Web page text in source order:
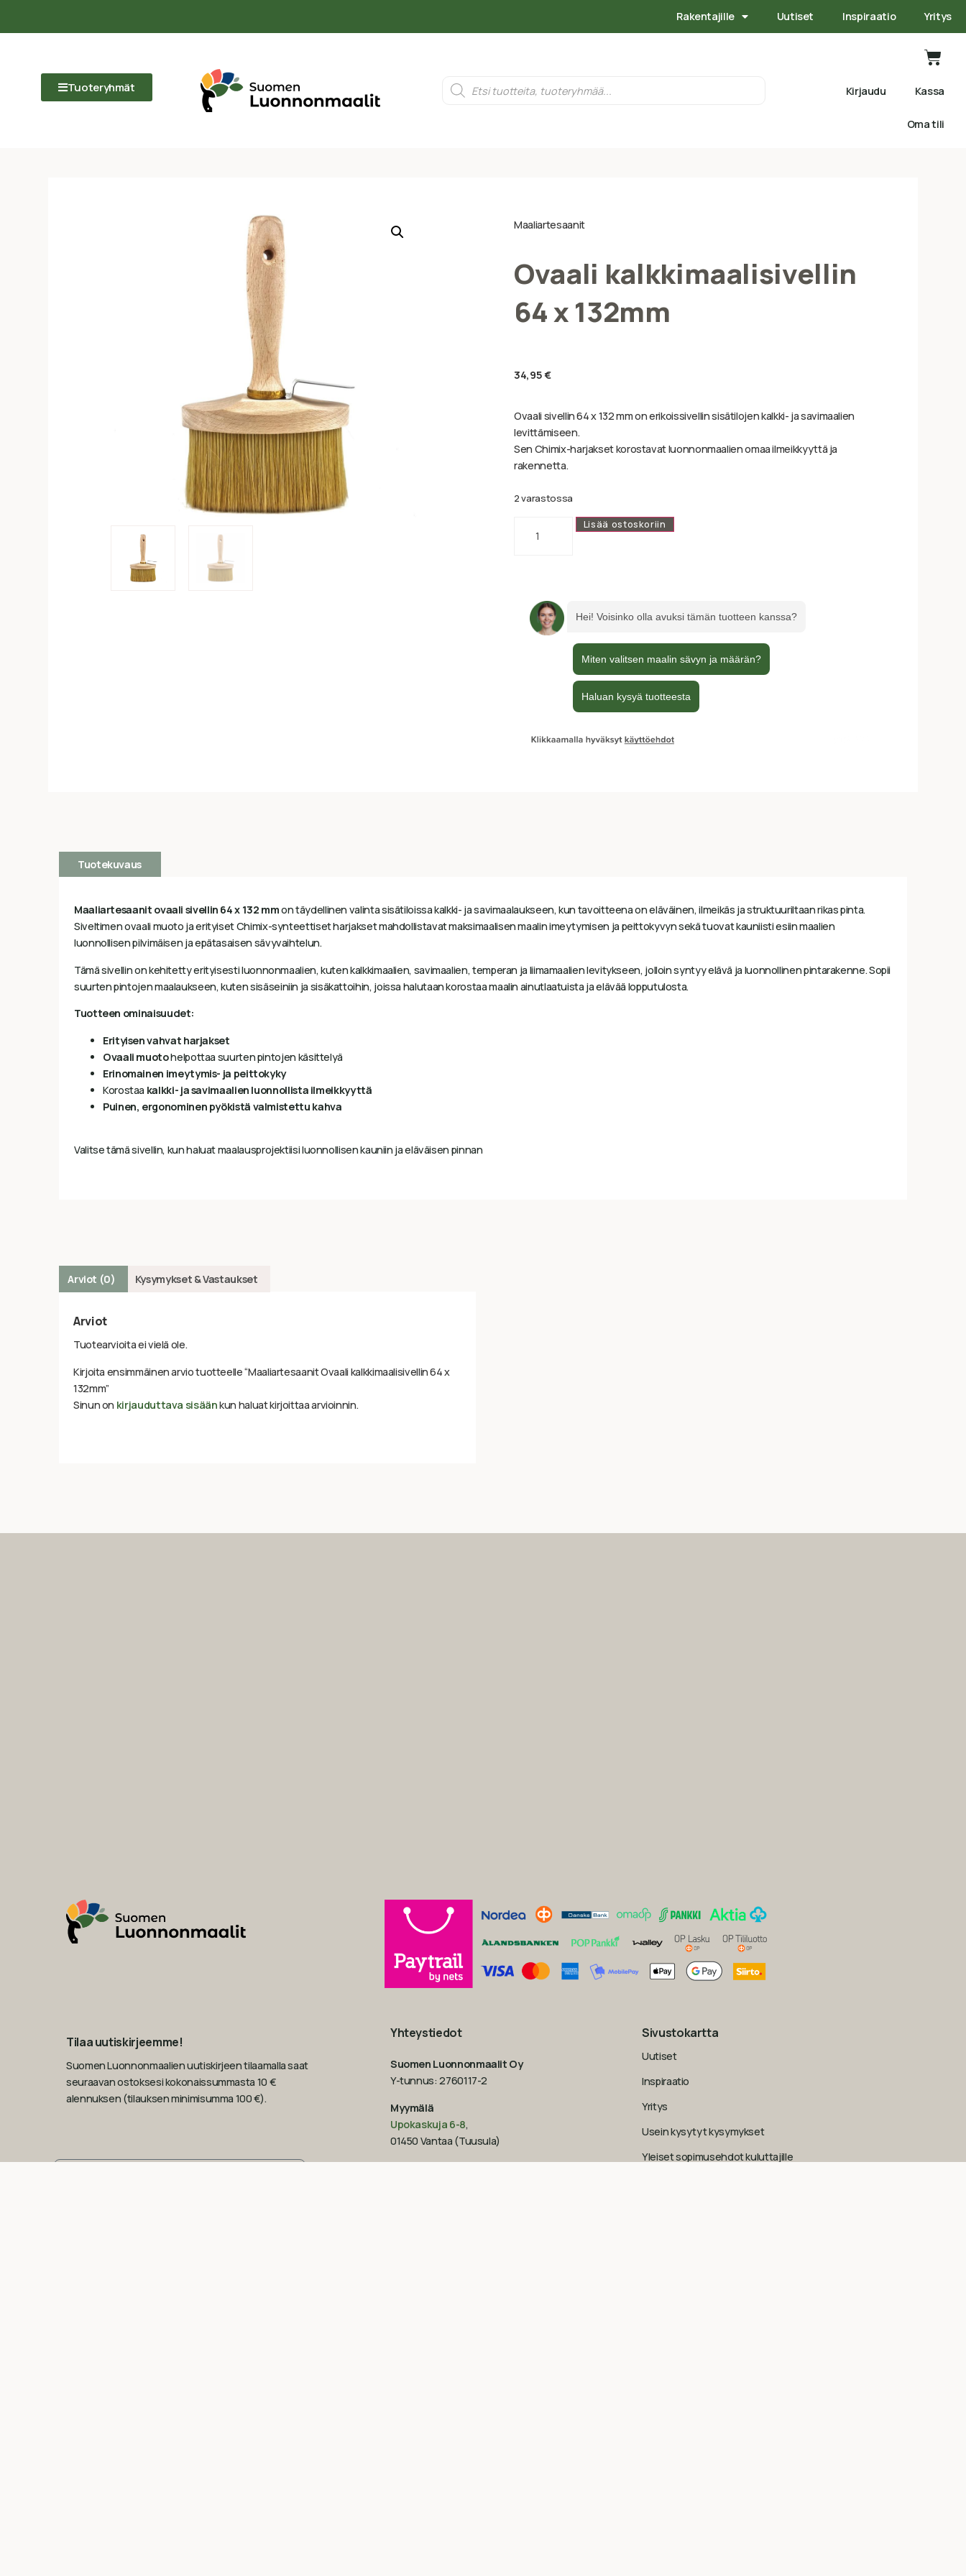
Rakentajille Uutiset Inspiraatio Yritys
Tuoteryhmät Kirjaudu Kassa
Oma tili
Maaliartesaanit
Ovaali kalkkimaalisivellin
64 x 132mm
34,95€
Ovaali sivellin 64 x 132 mm on erikoissivellin sisätilojen kalkki- ja savimaalien
levittämiseen.
Sen Chimix-harjakset korostavat luonnonmaalien omaa ilmeikkyyttä ja
rakennetta.
2 varastossa
Lisää ostoskoriin
Tuotekuvaus
Maaliartesaanit ovaali sivellin 64 x 132 mmon täydellinen valinta sisätiloissa kalkki- ja savimaalaukseen, kun tavoitteena on eläväinen, ilmeikäs ja struktuuriltaan rikas pinta.
Siveltimen ovaali muoto ja erityiset Chimix-synteettiset harjakset mahdollistavat maksimaalisen maalin imeytymisen ja peittokyvyn sekä tuovat kauniisti esiin maalien
luonnollisen pilvimäisen ja epätasaisen sävyvaihtelun.
Tämä sivellin on kehitetty erityisesti luonnonmaalien, kuten kalkkimaalien, savimaalien, temperan ja liimamaalien levitykseen, jolloin syntyy elävä ja luonnollinen pintarakenne. Sopii
suurten pintojen maalaukseen, kuten sisäseiniin ja sisäkattoihin, joissa halutaan korostaa maalin ainutlaatuista ja elävää lopputulosta.
Tuotteen ominaisuudet:
Erityisen vahvat harjakset
Ovaali muotohelpottaa suurten pintojen käsittelyä
Erinomainen imeytymis- ja peittokyky
Korostaa kalkki- ja savimaalien luonnollista ilmeikkyyttä
Puinen, ergonominen pyökistä valmistettu kahva
Valitse tämä sivellin, kun haluat maalausprojektiisi luonnollisen kauniin ja eläväisen pinnan
Arviot (0) Kysymykset & Vastaukset
Arviot
Tuotearvioita ei vielä ole.
Kirjoita ensimmäinen arvio tuotteelle “Maaliartesaanit Ovaali kalkkimaalisivellin 64 x
132mm”
Sinun on kirjauduttava sisäänkun haluat kirjoittaa arvioinnin.
Tilaa uutiskirjeemme!
Suomen Luonnonmaalien uutiskirjeen tilaamalla saat
seuraavan ostoksesi kokonaissummasta 10 €
alennuksen (tilauksen minimisumma 100 €).
Sähköposti
Yhteystiedot
Suomen Luonnonmaalit Oy
Y-tunnus: 2760117-2
Myymälä
Upokaskuja 6-8,
01450 Vantaa (Tuusula)
Sivustokartta
Uutiset
Inspiraatio
Yritys
Usein kysytyt kysymykset
Yleiset sopimusehdot kuluttajille